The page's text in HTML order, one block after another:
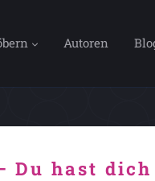
Autoren
Du hast